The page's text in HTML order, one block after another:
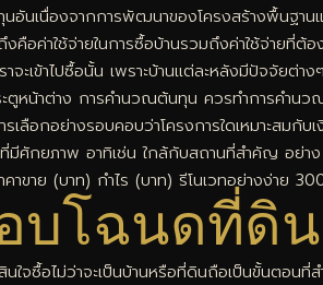
นเนื่องจากการพัฒนาของโครงสร้างพื้นฐานแ
อค่าใช้จ่ายในการซื้อบ้านรวมถึงค่าใช้จ่ายที่ต้
จะเข้าไปซื้อนั้น เพราะบ้านแต่ละหลังมีปัจจัยต่
ตูหน้าต่าง การคำนวณต้นทุน ควรทำการคำนว
เลือกอย่างรอบคอบว่าโครงการใดเหมาะสม
ที่มีศักยภาพ อาทิเช่น ใกล้กับสถานที่สำคัญ อย่า
าขาย (บาท) กำไร (บาท) รีโนเวทอย่างง่าย
บโฉนดที่ดิ
จซื้อไม่ว่าจะเป็นบ้านหรือที่ดินถือเป็นขั้นตอน